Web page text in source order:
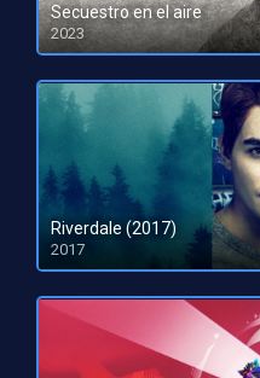
Secuestro en el aire
2023
HD 1080pHD 720p
Riverdale (2017)
2017